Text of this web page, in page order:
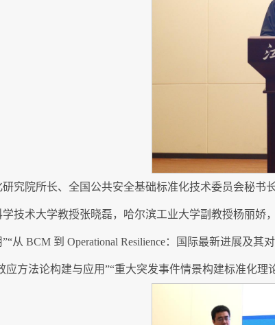
研究院所长、全国公共安全基础标准化技术委员会秘
技术大学教授张晓磊，哈尔滨工业大学副教授杨丽娇
从 BCM 到 Operational Resilience：国际最新进展及
应方法论构建与应用”“重大突发事件情景构建标准化理